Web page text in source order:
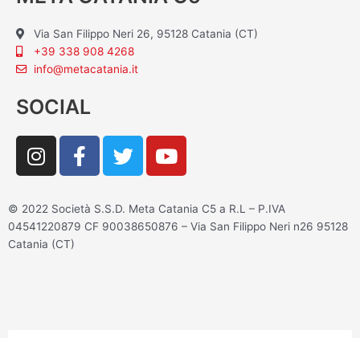
Via San Filippo Neri 26, 95128 Catania (CT)
+39 338 908 4268
info@metacatania.it
SOCIAL
I
n
t
a
g
F
a
e
b
T
w
t
t
Y
o
t
u
© 2022 Società S.S.D. Meta Catania C5 a R.L – P.IVA
04541220879 CF 90038650876 – Via San Filippo Neri n26 95128
Catania (CT)